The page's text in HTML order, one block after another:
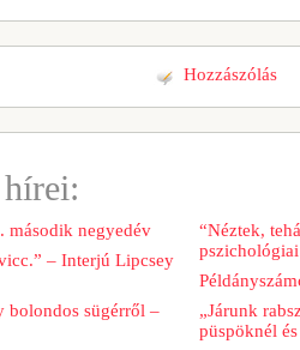
Hozzászólás
második negyedév
– Interjú Lipcsey
bolondos sügérről –
“Néztek,
„Járunk
püspöknél